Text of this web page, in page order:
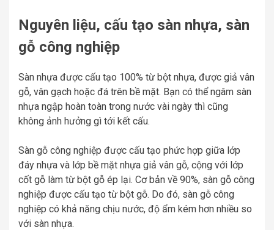
Nguyên liệu, cấu tạo sàn nhựa, sàn
gỗ công nghiệp
Sàn nhựa được cấu tạo 100% từ bột nhựa, được giả vân
gỗ, vân gạch hoặc đá trên bề mặt. Bạn có thể ngâm sàn
nhựa ngập hoàn toàn trong nước vài ngày thì cũng
không ảnh hưởng gì tới kết cấu.
Sàn gỗ công nghiệp được cấu tạo phức hợp giữa lớp
đáy nhựa và lớp bề mặt nhựa giả vân gỗ, cộng với lớp
cốt gỗ làm từ bột gỗ ép lại. Cơ bản về 90%, sàn gỗ công
nghiệp được cấu tạo từ bột gỗ. Do đó, sàn gỗ công
nghiệp có khả năng chịu nước, độ ẩm kém hơn nhiều so
với sàn nhựa.